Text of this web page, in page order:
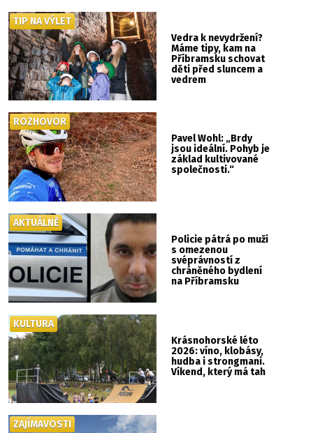
Vedra k nevydržení?
Máme tipy, kam na
Příbramsku schovat
děti před sluncem a
vedrem
TIP NA VÝLET
Pavel Wohl: „Brdy
jsou ideální. Pohyb je
základ kultivované
společnosti.“
ROZHOVOR
Policie pátrá po muži
s omezenou
svéprávností z
chráněného bydlení
na Příbramsku
AKTUÁLNĚ
Krásnohorské léto
2026: víno, klobásy,
hudba i strongmani.
Víkend, který má tah
KULTURA
ZAJÍMAVOSTI